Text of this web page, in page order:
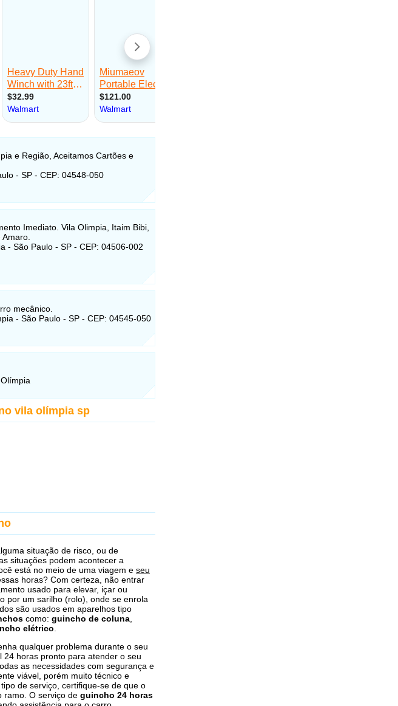
e Região, Aceitamos Cartões e
- SP - CEP: 04548-050
Imediato. Vila Olimpia, Itaim Bibi,
- São Paulo - SP - CEP: 04506-002
mecânico.
- São Paulo - SP - CEP: 04545-050
vila olímpia sp
situação de risco, ou de
situações podem acontecer a
está no meio de uma viagem e seu
horas? Com certeza, não entrar
usado para elevar, içar ou
por um sarilho (rolo), onde se enrola
são usados em aparelhos tipo
como: guincho de coluna
elétrico
qualquer problema durante o seu
horas pronto para atender o seu
as necessidades com segurança e
viável, porém muito técnico e
de serviço, certifique-se de que o
ramo. O serviço de guincho 24 horas